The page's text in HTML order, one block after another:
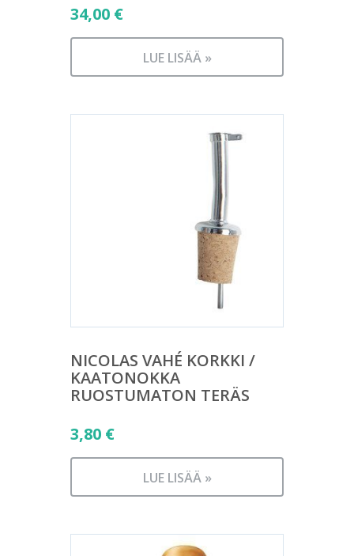
34,00 €
LUE LISÄÄ »
NICOLAS VAHÉ KORKKI /
KAATONOKKA
RUOSTUMATON TERÄS
3,80 €
LUE LISÄÄ »